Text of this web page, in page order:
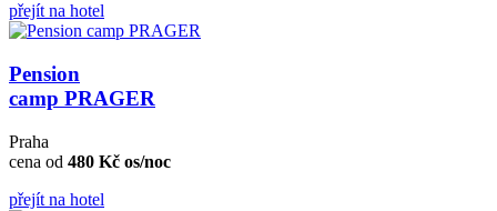
přejít na hotel
Pension
camp PRAGER
Praha
cena od 480 Kč os/noc
přejít na hotel